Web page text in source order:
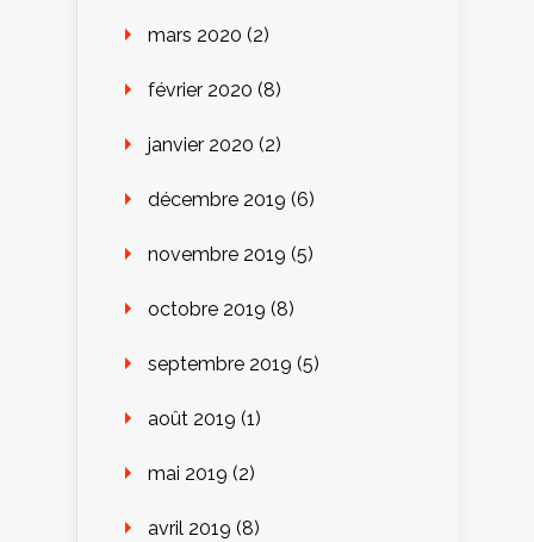
mars 2020 (2)
février 2020 (8)
janvier 2020 (2)
décembre 2019 (6)
novembre 2019 (5)
octobre 2019 (8)
septembre 2019 (5)
août 2019 (1)
mai 2019 (2)
avril 2019 (8)